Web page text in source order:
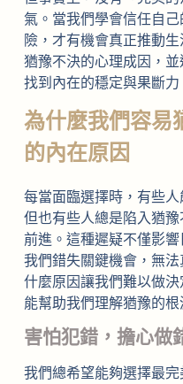
氣。當我們學會信任自
險，才有機會真正推動
猶豫不決的心理成因，
找到內在的穩定與果斷
為什麼我們容易
的內在原因
每當面臨選擇時，有些人
但也有些人總是陷入猶
前進。這種遲疑不僅影
我們錯失關鍵機會，無
什麼原因讓我們難以做
能幫助我們理解猶豫的根
害怕犯錯，擔心做
我們總希望能夠選擇最